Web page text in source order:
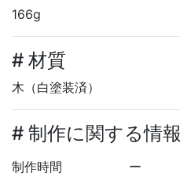
166g
# 材質
木（白塗装済）
# 制作に関する情報
制作時間
ー